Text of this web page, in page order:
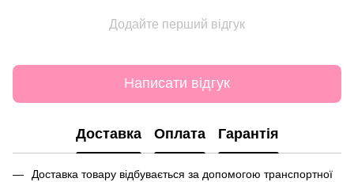
Додайте перший відгук
Написати відгук
Доставка Оплата Гарантія
Доставка товару відбувається за допомогою транспортної